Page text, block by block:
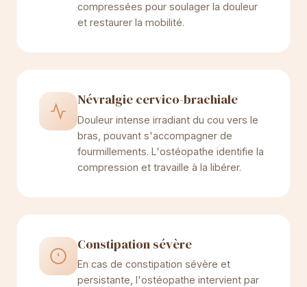
compressées pour soulager la douleur
et restaurer la mobilité.
Névralgie cervico-brachiale
Douleur intense irradiant du cou vers le
bras, pouvant s'accompagner de
fourmillements. L'ostéopathe identifie la
compression et travaille à la libérer.
Constipation sévère
En cas de constipation sévère et
persistante, l'ostéopathe intervient par